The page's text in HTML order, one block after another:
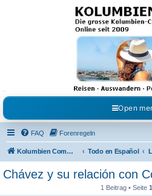
Kolumbienforum - Das
grosse Forum der
Freunde Kolumbiens
Reisen, Auswandern, Kultur, Politik, Geschichte
Austausch, Erfahrungen und Gemeinschaft im
Open
FAQ Forenregeln
Kolumbien Community Todo en Español
Chávez y su relación con
1 Beitrag • Seite 1